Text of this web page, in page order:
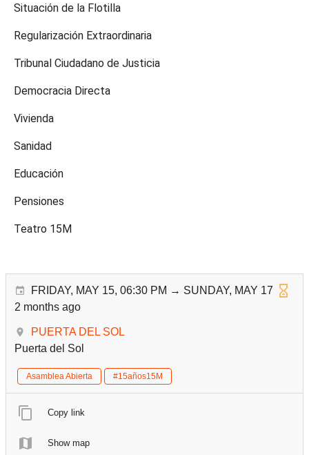
Situación de la Flotilla
Regularización Extraordinaria
Tribunal Ciudadano de Justicia
Democracia Directa
Vivienda
Sanidad
Educación
Pensiones
Teatro 15M
FRIDAY, MAY 15, 06:30 PM → SUNDAY, MAY 17
2 months ago
PUERTA DEL SOL
Puerta del Sol
Asamblea Abierta #15años15M
Copy link
Show map